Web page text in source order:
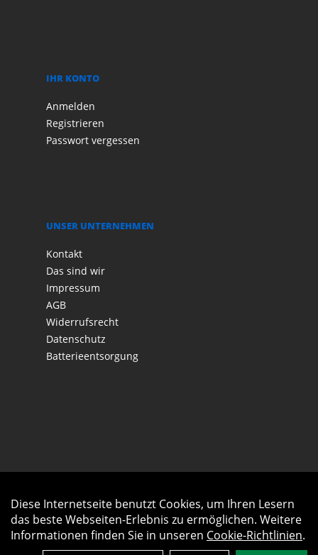
IHR KONTO
Anmelden
Registrieren
Passwort vergessen
UNSER UNTERNEHMEN
Kontakt
Das sind wir
Impressum
AGB
Widerrufsrecht
Datenschutz
Batterieentsorgung
Diese Internetseite benutzt Cookies, um Ihren Lesern
das beste Webseiten-Erlebnis zu ermöglichen. Weitere
Informationen finden Sie in unseren Cookie-Richtlinien.
Auftrag widerrufen